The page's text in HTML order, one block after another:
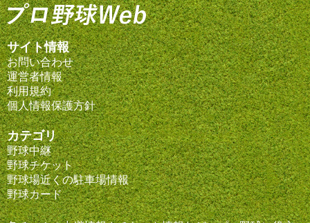
サイト情報
お問い合わせ
運営者情報
利用規約
個人情報保護方針
カテゴリ
野球中継
野球チケット
野球場近くの駐車場情報
野球カード